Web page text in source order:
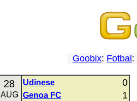
Goobix: Fotbal :
28
AUG
Udinese 0
Genoa FC 1